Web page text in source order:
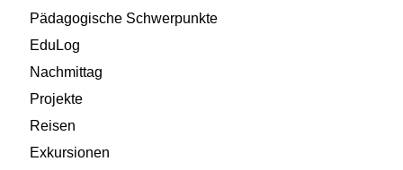
Pädagogische Schwerpunkte
EduLog
Nachmittag
Projekte
Reisen
Exkursionen